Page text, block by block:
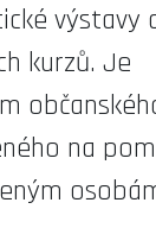
výstavy
kurzů. Je
na